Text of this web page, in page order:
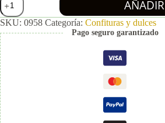
Dulces
Sabor
Leche
IDON
Food
—
18
paquetes
individuales
(500
g)
cantidad
AÑADIR
SKU: 0958 Categoría: Confituras y dulces
Pago seguro garantizado